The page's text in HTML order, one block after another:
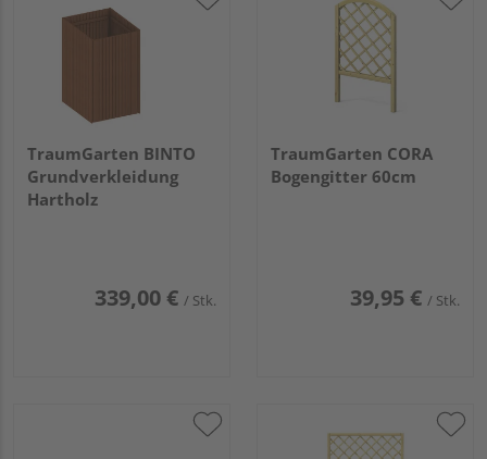
TraumGarten BINTO
Grundverkleidung
Hartholz
339,00 € / Stk.
TraumGarten CORA
Bogengitter 60cm
39,95 € / Stk.